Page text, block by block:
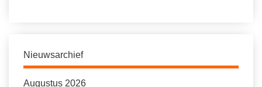
Nieuwsarchief
Augustus 2026